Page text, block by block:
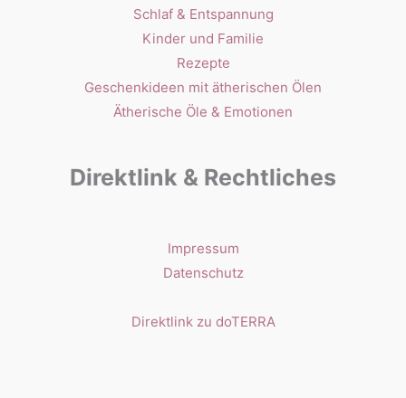
Schlaf & Entspannung
Kinder und Familie
Rezepte
Geschenkideen mit ätherischen Ölen
Ätherische Öle & Emotionen
Direktlink & Rechtliches
Impressum
Datenschutz
Direktlink zu doTERRA